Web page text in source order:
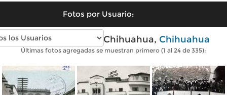
Fotos por Usuario:
Fotos antiguas de Chihuahua, Chihuahua
Últimas fotos agregadas se muestran primero (1 al 24 de 335):